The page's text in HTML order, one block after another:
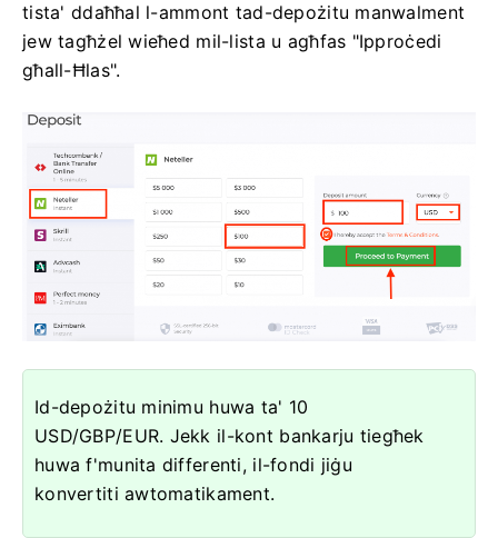
tista' ddaħħal l-ammont tad-depożitu manwalment
jew tagħżel wieħed mil-lista u agħfas "Ipproċedi
għall-Ħlas".
Id-depożitu minimu huwa ta' 10
USD/GBP/EUR. Jekk il-kont bankarju tiegħek
huwa f'munita differenti, il-fondi jiġu
konvertiti awtomatikament.